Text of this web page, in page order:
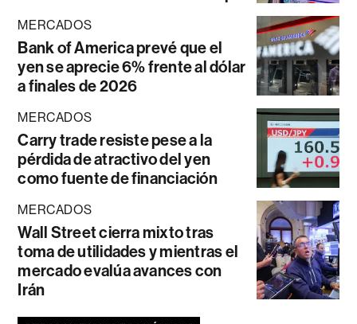
MERCADOS
Bank of America prevé que el
yen se aprecie 6% frente al dólar
a finales de 2026
MERCADOS
Carry trade resiste pese a la
pérdida de atractivo del yen
como fuente de financiación
MERCADOS
Wall Street cierra mixto tras
toma de utilidades y mientras el
mercado evalúa avances con
Irán